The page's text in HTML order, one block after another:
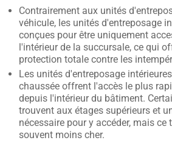
Contrairement aux unités
véhicule, les unités d'entreposage
conçues pour être uniquement
l'intérieur de la succursale, ce qui
protection totale contre les
Les unités d'entreposage
chaussée offrent l'accès le plus
depuis l'intérieur du bâtiment.
trouvent aux étages supérieurs et
nécessaire pour y accéder, mais ce
souvent moins cher.